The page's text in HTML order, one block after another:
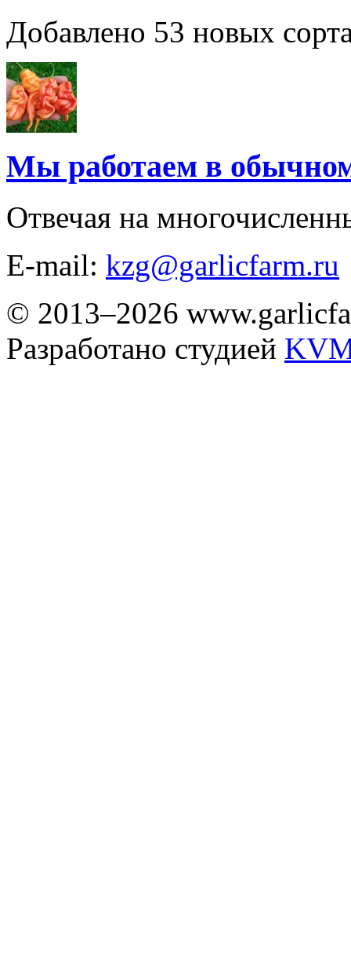
Добавлено 53 новых
Мы работаем в
Отвечая на
E-mail: kzg@garlicfarm.ru
© 2013–2026
Разработано студией